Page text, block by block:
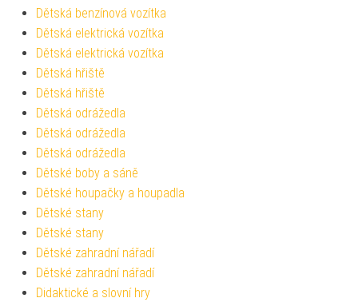
Dětská benzínová vozítka
Dětská elektrická vozítka
Dětská elektrická vozítka
Dětská hřiště
Dětská hřiště
Dětská odrážedla
Dětská odrážedla
Dětská odrážedla
Dětské boby a sáně
Dětské houpačky a houpadla
Dětské stany
Dětské stany
Dětské zahradní nářadí
Dětské zahradní nářadí
Didaktické a slovní hry